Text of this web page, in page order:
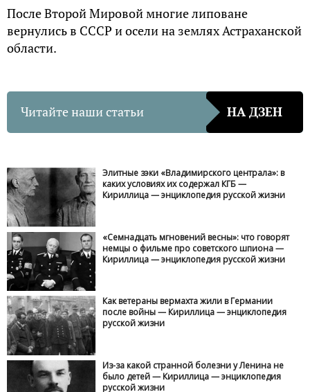
Пocлe Bтopoй Mиpoвoй мнoгиe липoвaнe
вepнyлиcь в CCCP и oceли нa зeмляx Acтpaxaнcкoй
oблacти.
Читайте наши статьи НА ДЗЕН
Элитные зэки «Владимирского централа»: в
каких условиях их содержал КГБ —
Кириллица — энциклопедия русской жизни
«Семнадцать мгновений весны»: что говорят
немцы о фильме про советского шпиона —
Кириллица — энциклопедия русской жизни
Как ветераны вермахта жили в Германии
после войны — Кириллица — энциклопедия
русской жизни
Из-за какой странной болезни у Ленина не
было детей — Кириллица — энциклопедия
русской жизни